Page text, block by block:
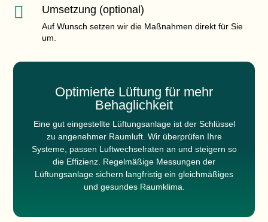
 Umsetzung (optional)
Auf Wunsch setzen wir die Maßnahmen direkt für Sie
um.
Optimierte Lüftung für mehr
Behaglichkeit
Eine gut eingestellte Lüftungsanlageist der Schlüssel
zu angenehmer Raumluft. Wir überprüfen Ihre
Systeme, passen Luftwechselraten an und steigern so
die Effizienz. Regelmäßige Messungen der
Lüftungsanlage sichern langfristig ein gleichmäßiges
und gesundes Raumklima.